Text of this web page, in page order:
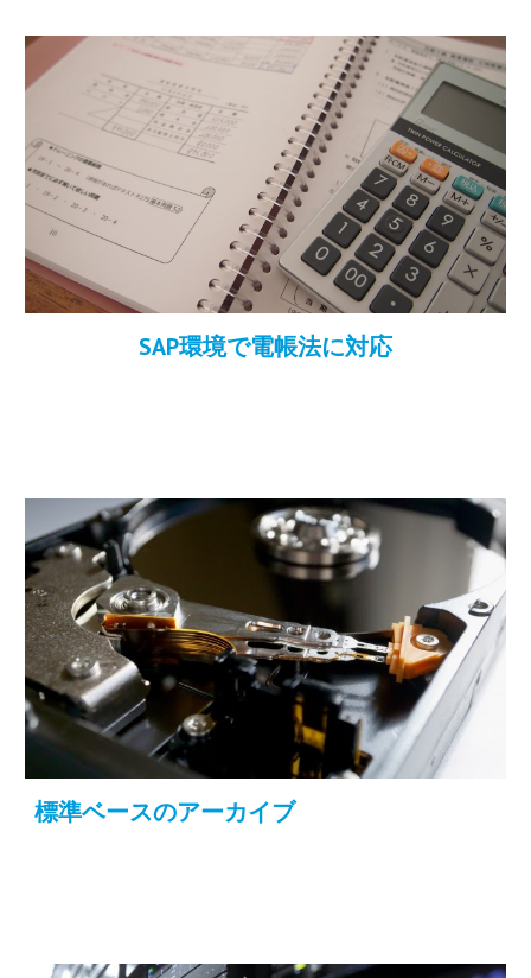
SAP環境で電帳法に対応
標準ベースのアーカイブ